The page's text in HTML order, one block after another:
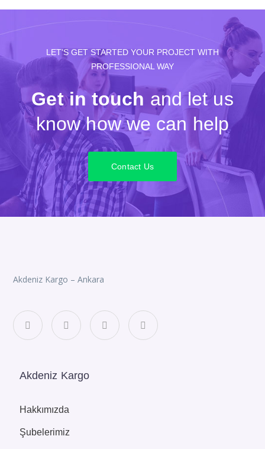
LET'S GET STARTED YOUR PROJECT WITH
PROFESSIONAL WAY
Get in touch and let us
know how we can help
Contact Us
Akdeniz Kargo – Ankara
Akdeniz Kargo
Hakkımızda
Şubelerimiz